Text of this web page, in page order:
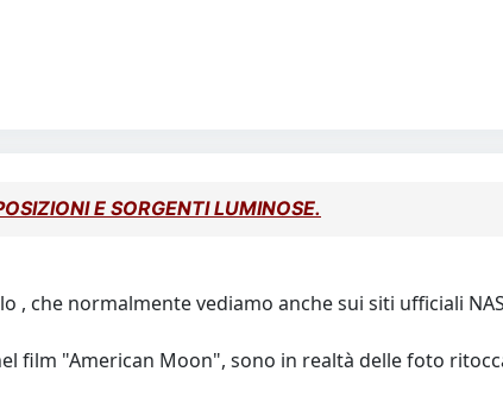
E SORGENTI LUMINOSE.
, che normalmente vediamo anche sui siti ufficiali
film "American Moon", sono in realtà delle foto